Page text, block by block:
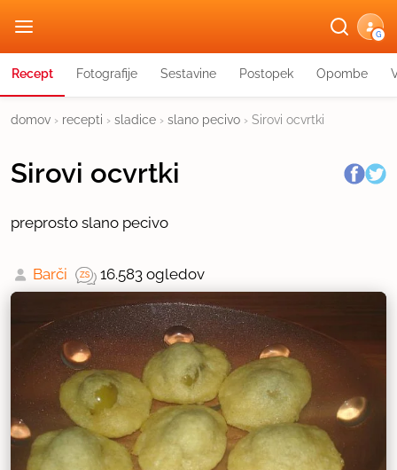
G
Recept Fotografije Sestavine Postopek Opombe
domov › recepti › sladice › slano pecivo › Sirovi ocvrtki
Sirovi ocvrtki
preprosto slano pecivo
Barči 16.583 ogledov